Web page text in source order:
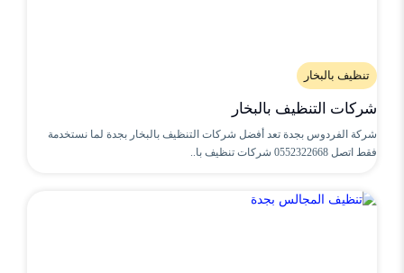
تنظيف بالبخار
شركات التنظيف بالبخار
شركة الفردوس بجدة تعد أفضل شركات التنظيف بالبخار بجدة لما نستخدمة
فقط اتصل 0552322668 شركات تنظيف با..